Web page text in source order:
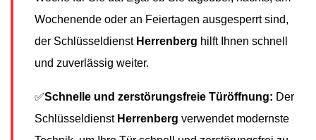
Wochenende oder an Feiertagen ausgesperrt sind,
der Schlüsseldienst Herrenberg hilft Ihnen schnell
und zuverlässig weiter.
✅Schnelle und zerstörungsfreie Türöffnung: Der
Schlüsseldienst Herrenberg verwendet modernste